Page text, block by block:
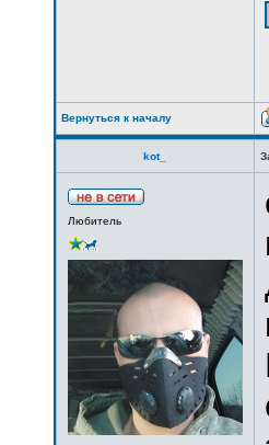
Вернуться к началу
kot_
Любитель